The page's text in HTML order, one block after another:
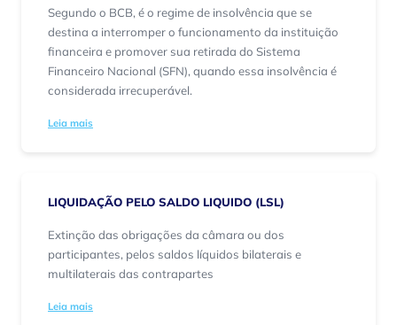
Segundo o BCB, é o regime de insolvência que se
destina a interromper o funcionamento da instituição
financeira e promover sua retirada do Sistema
Financeiro Nacional (SFN), quando essa insolvência é
considerada irrecuperável.
Leia mais
LIQUIDAÇÃO PELO SALDO LIQUIDO (LSL)
Extinção das obrigações da câmara ou dos
participantes, pelos saldos líquidos bilaterais e
multilaterais das contrapartes
Leia mais